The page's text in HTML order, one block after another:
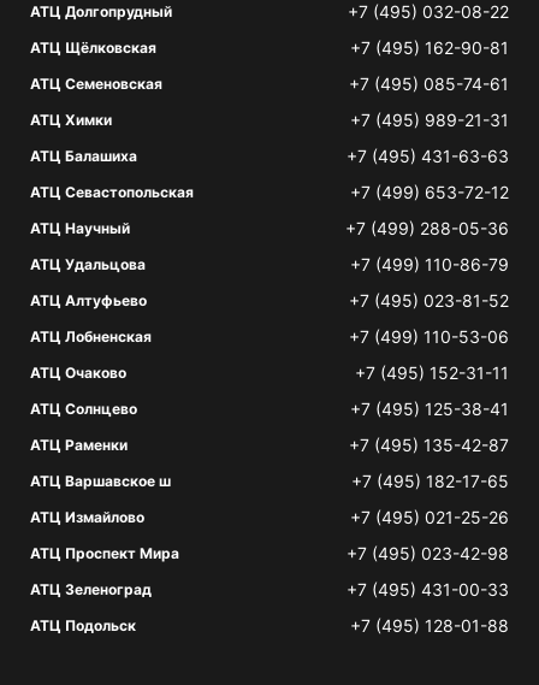
АТЦ Долгопрудный +7 (495) 032-08-22
АТЦ Щёлковская +7 (495) 162-90-81
АТЦ Семеновская +7 (495) 085-74-61
АТЦ Химки +7 (495) 989-21-31
АТЦ Балашиха +7 (495) 431-63-63
АТЦ Севастопольская +7 (499) 653-72-12
АТЦ Научный +7 (499) 288-05-36
АТЦ Удальцова +7 (499) 110-86-79
АТЦ Алтуфьево +7 (495) 023-81-52
АТЦ Лобненская +7 (499) 110-53-06
АТЦ Очаково +7 (495) 152-31-11
АТЦ Солнцево +7 (495) 125-38-41
АТЦ Раменки +7 (495) 135-42-87
АТЦ Варшавское ш +7 (495) 182-17-65
АТЦ Измайлово +7 (495) 021-25-26
АТЦ Проспект Мира +7 (495) 023-42-98
АТЦ Зеленоград +7 (495) 431-00-33
АТЦ Подольск +7 (495) 128-01-88